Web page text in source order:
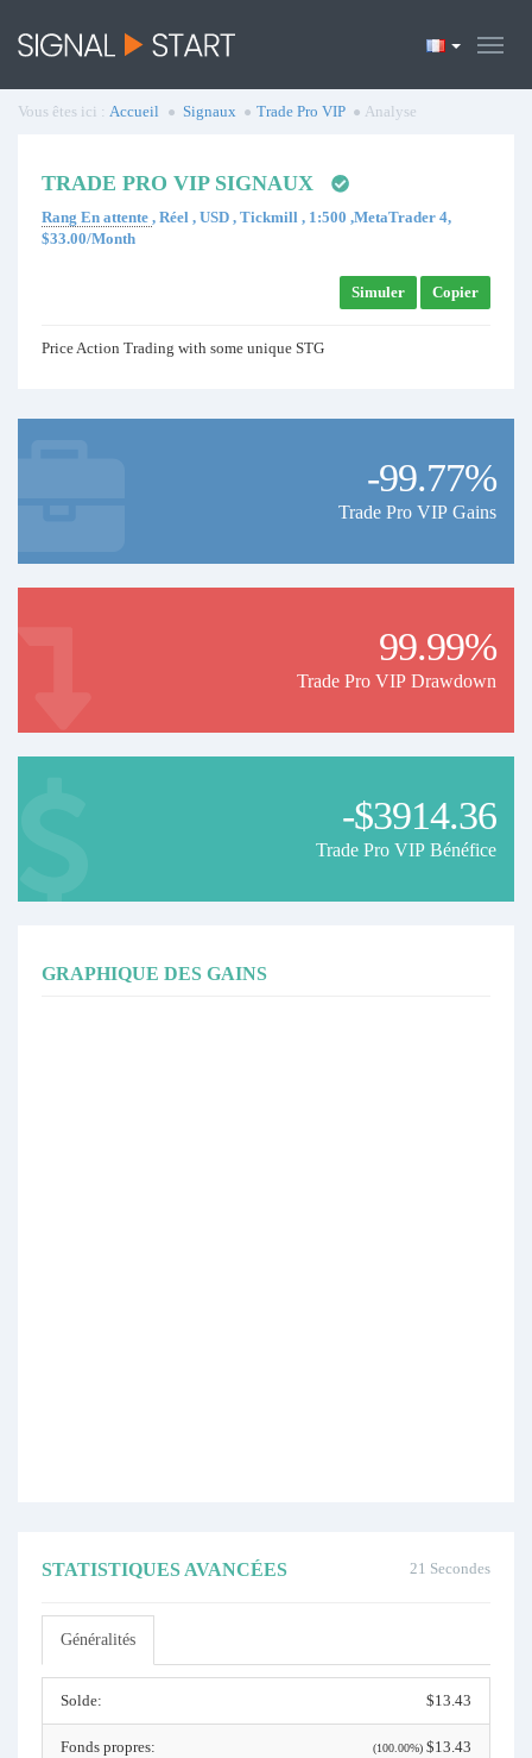
Vous êtes ici : Accueil Signaux Trade Pro VIP Analyse
TRADE PRO VIP SIGNAUX
Rang En attente , Réel , USD , Tickmill , 1:500 ,MetaTrader 4,
$33.00/Month
Simuler Copier
Price Action Trading with some unique STG
-99.77%
Trade Pro VIP Gains
99.99%
Trade Pro VIP Drawdown
-$3914.36
Trade Pro VIP Bénéfice
GRAPHIQUE DES GAINS
21 Secondes
STATISTIQUES AVANCÉES
Généralités
Solde: $13.43
Fonds propres: (100.00%) $13.43